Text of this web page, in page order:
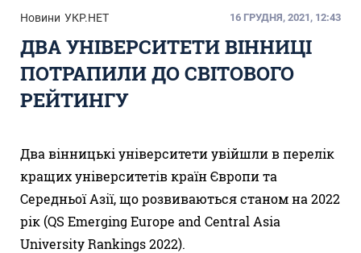
Новини УКР.НЕТ 16 ГРУДНЯ, 2021, 12:43
ДВА УНІВЕРСИТЕТИ ВІННИЦІ
ПОТРАПИЛИ ДО СВІТОВОГО
РЕЙТИНГУ
Два вінницькі університети увійшли в перелік
кращих університетів країн Європи та
Середньої Азії, що розвиваються станом на 2022
рік (QS Emerging Europe and Central Asia
University Rankings 2022).